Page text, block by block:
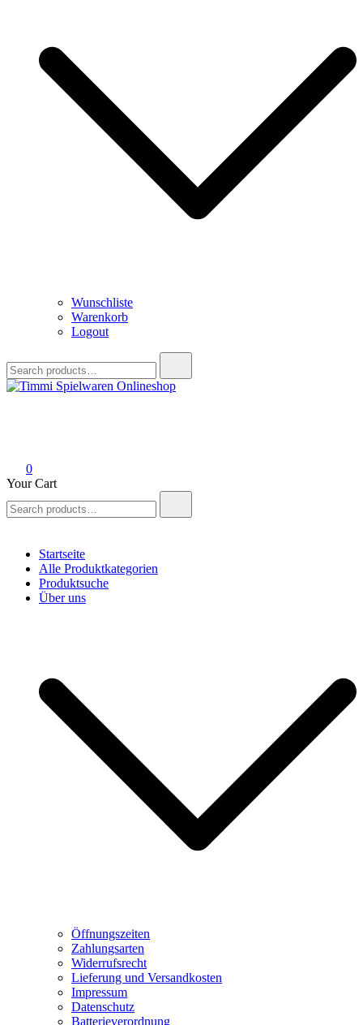
Wunschliste
Warenkorb
Logout
for:
0
Your Cart
for:
Startseite
Alle Produktkategorien
Produktsuche
Über uns
Öffnungszeiten
Zahlungsarten
Widerrufsrecht
Lieferung und Versandkosten
Impressum
Datenschutz
Batterieverordnung